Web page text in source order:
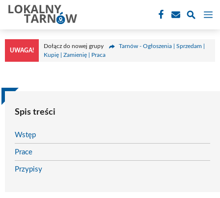
Przejdź
treści
UWAGA!
Dołącz do nowej grupy
Tarnów - Ogłoszenia | Sprzedam |
Kupię | Zamienię | Praca
Spis treści
Wstęp
Prace
Przypisy